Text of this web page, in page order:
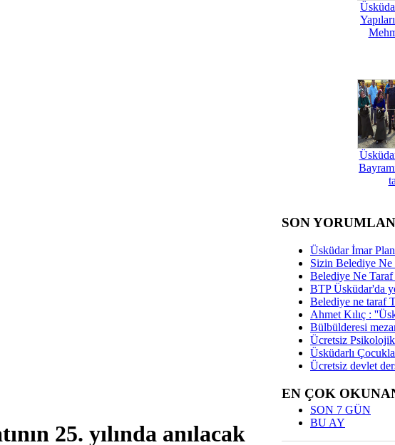
25. yılında anılacak
SON
Üsküdar İmar
Sizin Belediye Ne
Belediye Ne
BTP Üsküdar'da
Belediye ne taraf
Ahmet Kılıç :
Bülbülderesi
Ücretsiz
Üsküdarlı
Ücretsiz devlet
EN ÇOK
SON 7 GÜN
BU AY